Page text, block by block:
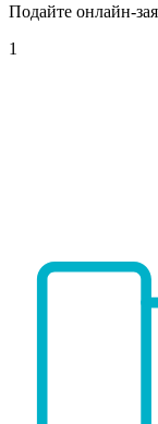
Подайте онлайн-
1